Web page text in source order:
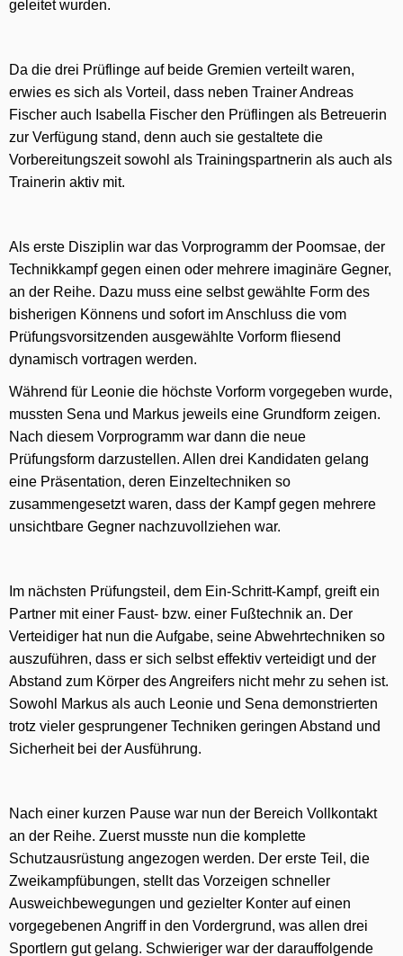
geleitet wurden.
Da die drei Prüflinge auf beide Gremien verteilt waren,
erwies es sich als Vorteil, dass neben Trainer Andreas
Fischer auch Isabella Fischer den Prüflingen als Betreuerin
zur Verfügung stand, denn auch sie gestaltete die
Vorbereitungszeit sowohl als Trainingspartnerin als auch als
Trainerin aktiv mit.
Als erste Disziplin war das Vorprogramm der Poomsae, der
Technikkampf gegen einen oder mehrere imaginäre Gegner,
an der Reihe. Dazu muss eine selbst gewählte Form des
bisherigen Könnens und sofort im Anschluss die vom
Prüfungsvorsitzenden ausgewählte Vorform fliesend
dynamisch vortragen werden.
Während für Leonie die höchste Vorform vorgegeben wurde,
mussten Sena und Markus jeweils eine Grundform zeigen.
Nach diesem Vorprogramm war dann die neue
Prüfungsform darzustellen. Allen drei Kandidaten gelang
eine Präsentation, deren Einzeltechniken so
zusammengesetzt waren, dass der Kampf gegen mehrere
unsichtbare Gegner nachzuvollziehen war.
Im nächsten Prüfungsteil, dem Ein-Schritt-Kampf, greift ein
Partner mit einer Faust- bzw. einer Fußtechnik an. Der
Verteidiger hat nun die Aufgabe, seine Abwehrtechniken so
auszuführen, dass er sich selbst effektiv verteidigt und der
Abstand zum Körper des Angreifers nicht mehr zu sehen ist.
Sowohl Markus als auch Leonie und Sena demonstrierten
trotz vieler gesprungener Techniken geringen Abstand und
Sicherheit bei der Ausführung.
Nach einer kurzen Pause war nun der Bereich Vollkontakt
an der Reihe. Zuerst musste nun die komplette
Schutzausrüstung angezogen werden. Der erste Teil, die
Zweikampfübungen, stellt das Vorzeigen schneller
Ausweichbewegungen und gezielter Konter auf einen
vorgegebenen Angriff in den Vordergrund, was allen drei
Sportlern gut gelang. Schwieriger war der darauffolgende